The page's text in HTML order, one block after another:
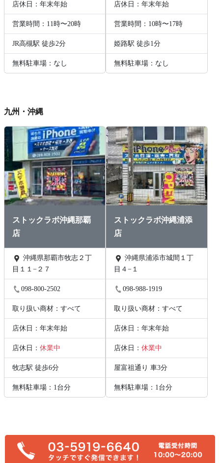
店休日：年末年始
営業時間：11時〜20時
JR高槻駅 徒歩2分
無料駐車場：なし
店休日：年末年始
営業時間：10時〜17時
姫路駅 徒歩1分
無料駐車場：なし
九州・沖縄
ストックラボ沖縄那覇
店
目１１−２７
098-800-2502
取り扱い商材：すべて
店休日：年末年始
店休日： 休業中
牧志駅 徒歩6分
無料駐車場：1台分
ストックラボ沖縄浦添
店
沖縄県浦添市城間１丁
目４−１
098-988-1919
取り扱い商材：すべて
店休日：年末年始
店休日：休業中
屋富祖通り 車3分
無料駐車場：1台分